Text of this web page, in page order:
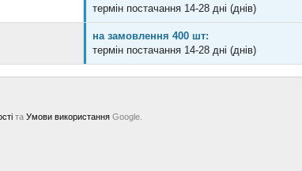
термін постачання 14-28 дні (днів)
на замовлення 400 шт:
термін постачання 14-28 дні (днів)
та Умови використання Google.